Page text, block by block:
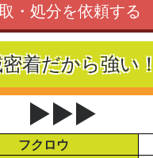
・処分を依頼する
着だから強い！
▶▶▶
フクロウ